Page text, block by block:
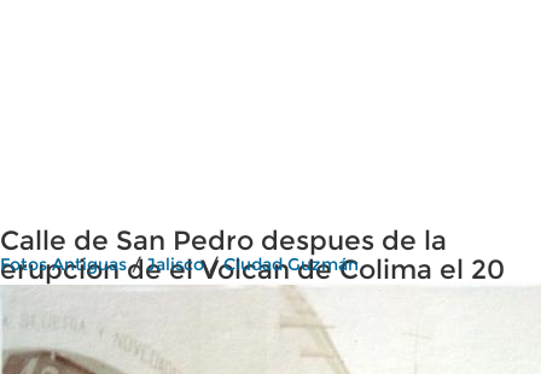
Calle de San Pedro despues de la
erupcion de el Volcan de Colima el 20
de Enero de 1913.
Fotos Antiguas/Jalisco/Ciudad Guzmán